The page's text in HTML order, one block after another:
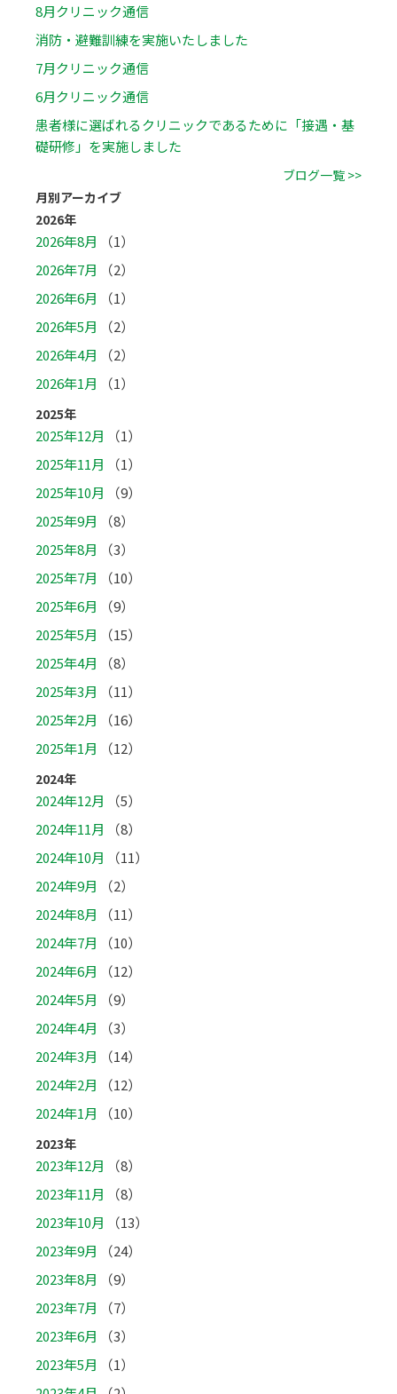
8月クリニック通信
消防・避難訓練を実施いたしました
7月クリニック通信
6月クリニック通信
患者様に選ばれるクリニックであるために「接遇・基
礎研修」を実施しました
ブログ一覧 >>
月別アーカイブ
2026年
2026年8月
（1）
2026年7月
（2）
2026年6月
（1）
2026年5月
（2）
2026年4月
（2）
2026年1月
（1）
2025年
2025年12月
（1）
2025年11月
（1）
2025年10月
（9）
2025年9月
（8）
2025年8月
（3）
2025年7月
（10）
2025年6月
（9）
2025年5月
（15）
2025年4月
（8）
2025年3月
（11）
2025年2月
（16）
2025年1月
（12）
2024年
2024年12月
（5）
2024年11月
（8）
2024年10月
（11）
2024年9月
（2）
2024年8月
（11）
2024年7月
（10）
2024年6月
（12）
2024年5月
（9）
2024年4月
（3）
2024年3月
（14）
2024年2月
（12）
2024年1月
（10）
2023年
2023年12月
（8）
2023年11月
（8）
2023年10月
（13）
2023年9月
（24）
2023年8月
（9）
2023年7月
（7）
2023年6月
（3）
2023年5月
（1）